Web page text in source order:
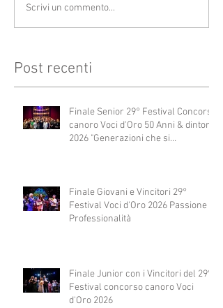
Scrivi un commento...
Post recenti
Finale Senior 29° Festival Concorso
canoro Voci d'Oro 50 Anni & dintorni
2026 "Generazioni che si
Finale Giovani e Vincitori 29°
Festival Voci d'Oro 2026 Passione e
Professionalità
Finale Junior con i Vincitori del 29°
Festival concorso canoro Voci
d'Oro 2026